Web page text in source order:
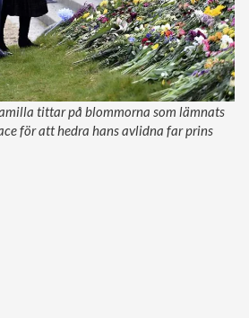
tittar på blommorna som lämnats
för att hedra hans avlidna far prins